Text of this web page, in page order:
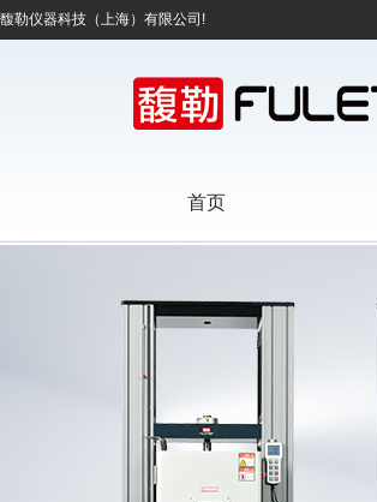
馥勒仪器科技（上海）有限公司!
首页